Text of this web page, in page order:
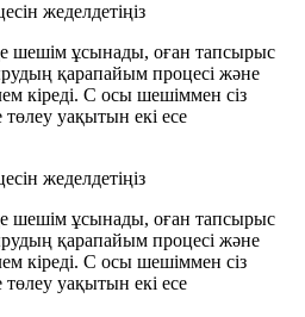
жеделдетіңіз
шешім ұсынады, оған тапсырыс
қарапайым процесі және
кіреді. С осы шешіммен сіз
уақытын екі есе
жеделдетіңіз
шешім ұсынады, оған тапсырыс
қарапайым процесі және
кіреді. С осы шешіммен сіз
уақытын екі есе